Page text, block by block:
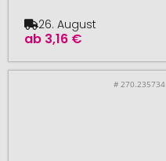
ab 3,16 €
26. August
# 270.235734